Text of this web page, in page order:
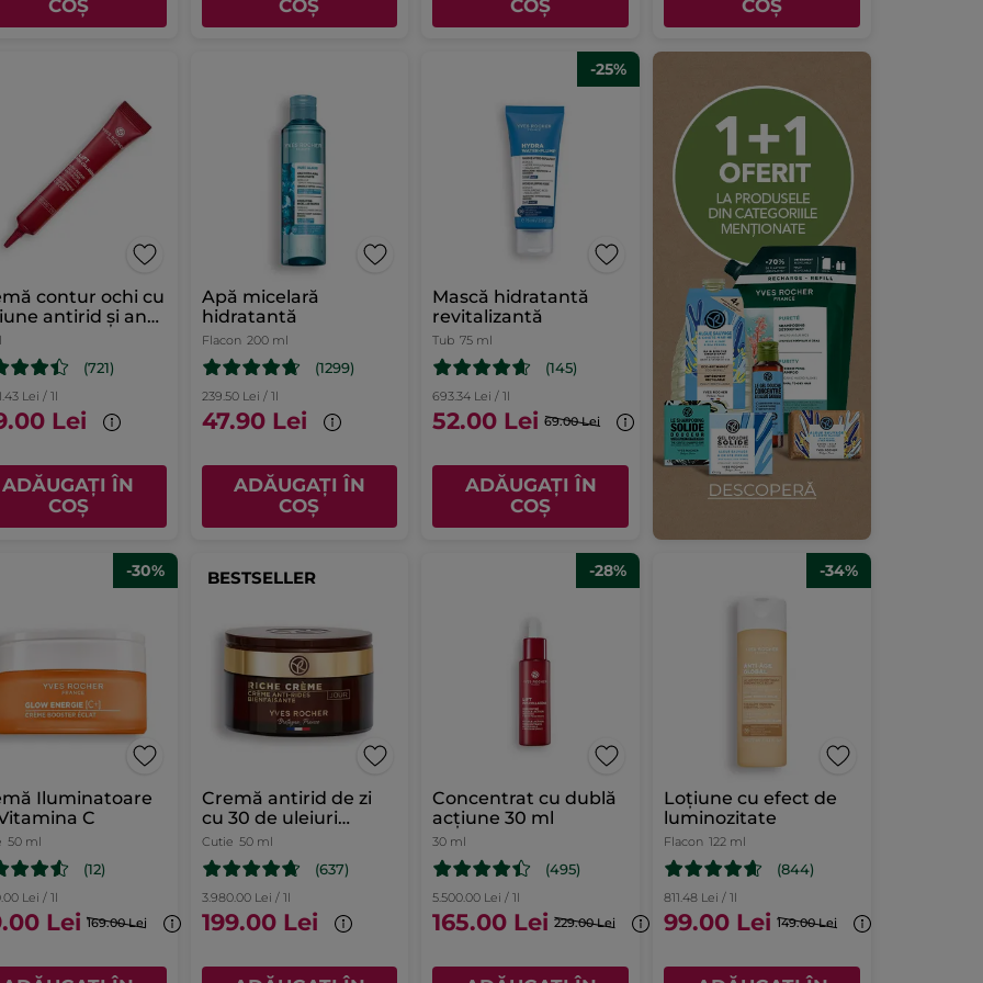
COȘ
COȘ
COȘ
COȘ
contur ochi cu
antirid și anti-
14ml
(721)
Lei / 1l
Lei
ADĂUGAȚI ÎN
COȘ
Apă micelară
hidratantă
Flacon 200 ml
(1299)
239.50 Lei / 1l
47.90 Lei
ADĂUGAȚI ÎN
COȘ
-25%
Mască hidratantă
revitalizantă
Tub 75 ml
(145)
693.34 Lei / 1l
52.00 Lei 69.00 Lei
ADĂUGAȚI ÎN
COȘ
-30%
Iluminatoare
C
50 ml
(12)
Lei / 1l
Lei 169.00 Lei
BESTSELLER
Cremă antirid de zi
cu 30 de uleiuri
preţioase cutie 50 ml
Cutie 50 ml
(637)
3.980.00 Lei / 1l
199.00 Lei
-28%
Concentrat cu dublă
acțiune 30 ml
30 ml
(495)
5.500.00 Lei / 1l
165.00 Lei 229.00 Lei
-34%
Loțiune cu efect de
luminozitate
Flacon 122 ml
(844)
811.48 Lei / 1l
99.00 Lei 149.00 Lei